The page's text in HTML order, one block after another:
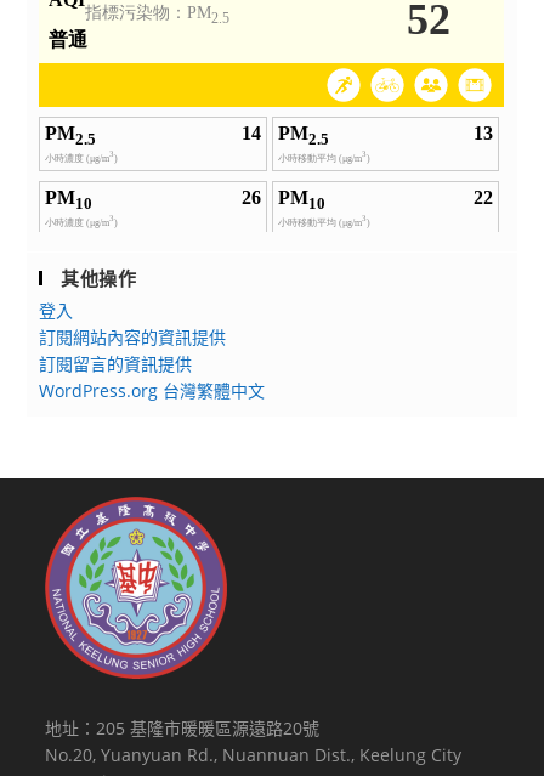
其他操作
登入
訂閱網站內容的資訊提供
訂閱留言的資訊提供
WordPress.org 台灣繁體中文
地址：205 基隆市暖暖區源遠路20號
No.20, Yuanyuan Rd., Nuannuan Dist., Keelung City